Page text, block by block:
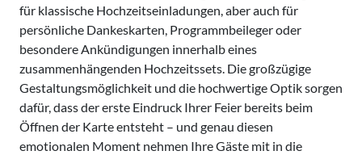
für klassische Hochzeitseinladungen, aber auch für
persönliche Dankeskarten, Programmbeileger oder
besondere Ankündigungen innerhalb eines
zusammenhängenden Hochzeitssets. Die großzügige
Gestaltungsmöglichkeit und die hochwertige Optik sorgen
dafür, dass der erste Eindruck Ihrer Feier bereits beim
Öffnen der Karte entsteht – und genau diesen
emotionalen Moment nehmen Ihre Gäste mit in die